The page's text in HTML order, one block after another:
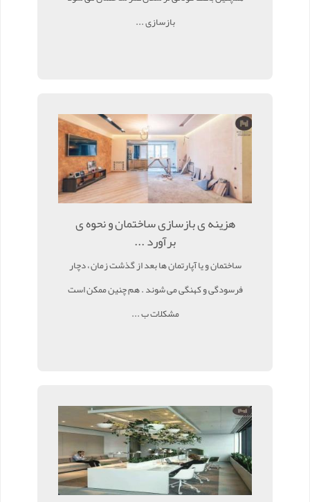
بازسازی ...
هزینه ی بازسازی ساختمان و نحوه ی
برآورد ...
ساختمان و یا آپارتمان ها بعد از گذشت زمان ، دچار
فرسودگی و کهنگی می شوند . هم چنین ممکن است
مشکلات ب ...